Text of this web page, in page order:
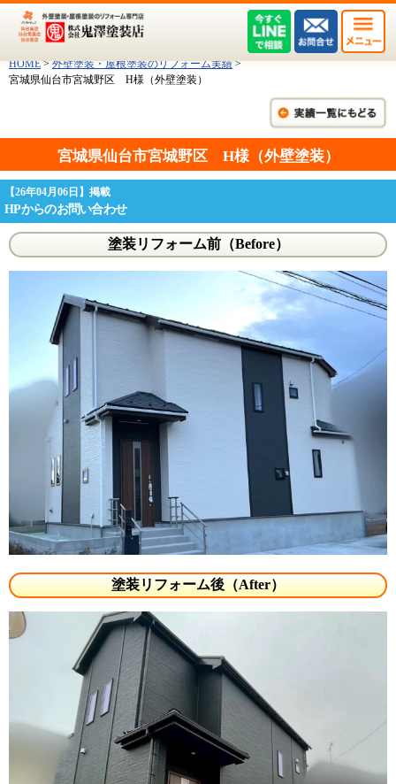
HOME > 外壁塗装・屋根塗装のリフォーム実績 >
宮城県仙台市宮城野区 H様（外壁塗装）
宮城県仙台市宮城野区 H様（外壁塗装）
【26年04月06日】掲載
HPからのお問い合わせ
塗装リフォーム前（Before）
塗装リフォーム後（After）